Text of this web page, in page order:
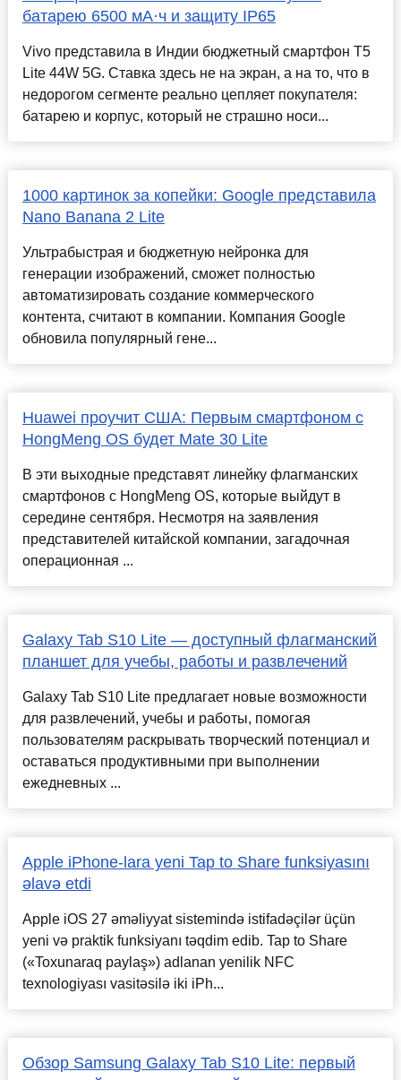
батарею 6500 мА·ч и защиту IP65
Vivo представила в Индии бюджетный смартфон T5
Lite 44W 5G. Ставка здесь не на экран, а на то, что в
недорогом сегменте реально цепляет покупателя:
батарею и корпус, который не страшно носи...
1000 картинок за копейки: Google представила
Nano Banana 2 Lite
Ультрабыстрая и бюджетную нейронка для
генерации изображений, сможет полностью
автоматизировать создание коммерческого
контента, считают в компании. Компания Google
обновила популярный гене...
Huawei проучит США: Первым смартфоном с
HongMeng OS будет Mate 30 Lite
В эти выходные представят линейку флагманских
смартфонов с HongMeng OS, которые выйдут в
середине сентября. Несмотря на заявления
представителей китайской компании, загадочная
операционная ...
Galaxy Tab S10 Lite — доступный флагманский
планшет для учебы, работы и развлечений
Galaxy Tab S10 Lite предлагает новые возможности
для развлечений, учебы и работы, помогая
пользователям раскрывать творческий потенциал и
оставаться продуктивными при выполнении
ежедневных ...
Apple iPhone-lara yeni Tap to Share funksiyasını
əlavə etdi
Apple iOS 27 əməliyyat sistemində istifadəçilər üçün
yeni və praktik funksiyanı təqdim edib. Tap to Share
(«Toxunaraq paylaş») adlanan yenilik NFC
texnologiyası vasitəsilə iki iPh...
Обзор Samsung Galaxy Tab S10 Lite: первый